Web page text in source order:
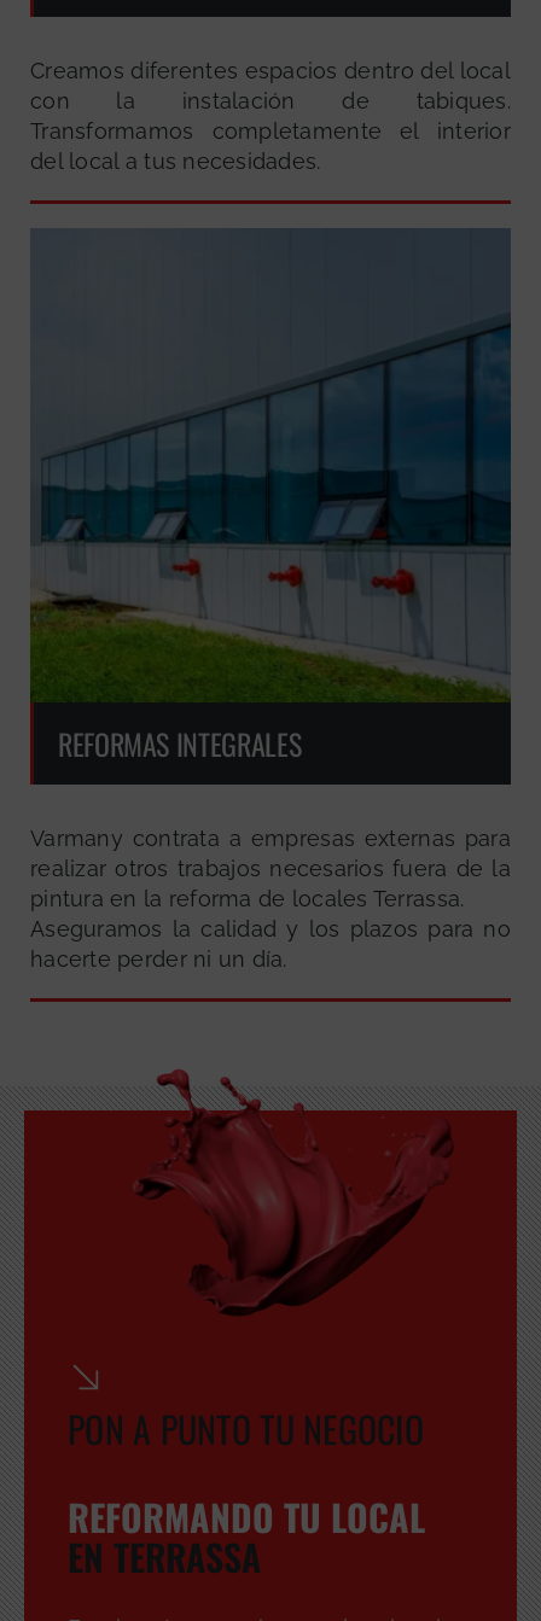
Creamos diferentes espacios dentro del local
con la instalación de tabiques.
Transformamos completamente el interior
del local a tus necesidades.
REFORMAS INTEGRALES
Varmany contrata a empresas externas para
realizar otros trabajos necesarios fuera de la
pintura en la reforma de locales Terrassa.
Aseguramos la calidad y los plazos para no
hacerte perder ni un día.
PON A PUNTO TU NEGOCIO
REFORMANDO TU LOCAL
EN TERRASSA